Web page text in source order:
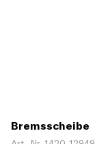
Bremsscheibe